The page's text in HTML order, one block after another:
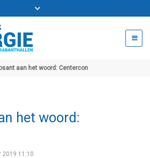
ons voor info 0294 - 74 50 70
beurs@54events.nl
aan het woord: Centercon
het woord:
2019 11:10